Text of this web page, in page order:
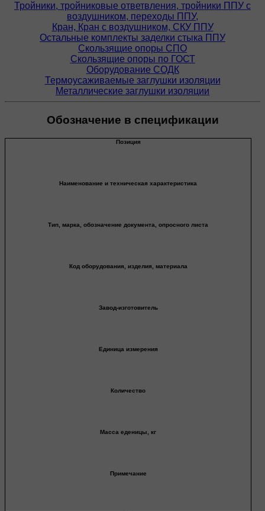
Тройники, тройниковые ответвления, тройники ППУ с
воздушником, переходы ППУ,
Кран, Кран с воздушником, СКУ ППУ
Остальные комплекты заделки стыка ППУ
Скользящие опоры СПО
Скользящие опоры по ГОСТ
Оборудование СОДК
Термоусаживаемые заглушки изоляции
Металлические заглушки изоляции
Обозначение в спецификации
Позиция
Наименование и техническая характеристика
Тип, марка, обозначение документа, опросного листа
Код оборудования, изделия, материала
Завод-изготовитель
Единица измерения
Количество
Масса еденицы, кг
Примечание